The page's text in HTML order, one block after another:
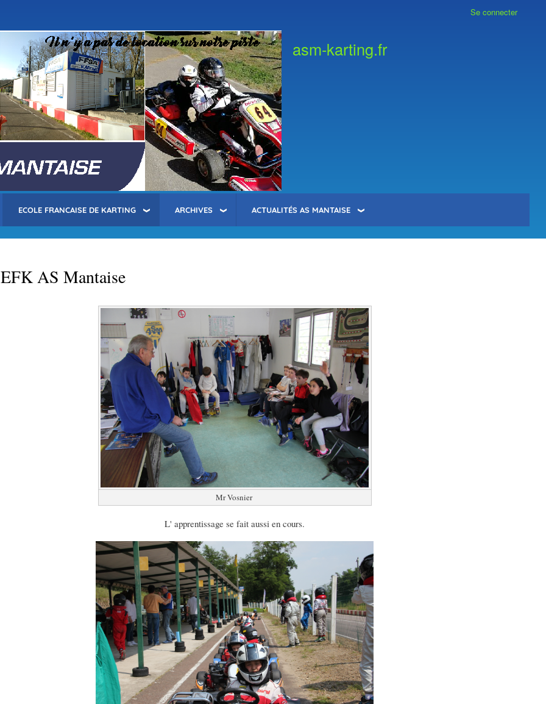
contenu
principal
Se connecter
asm-karting.fr
ECOLE FRANCAISE DE KARTING ARCHIVES ACTUALITÉS AS MANTAISE
AS Mantaise
Mr Vosnier ​​
L' apprentissage se fait aussi en cours.